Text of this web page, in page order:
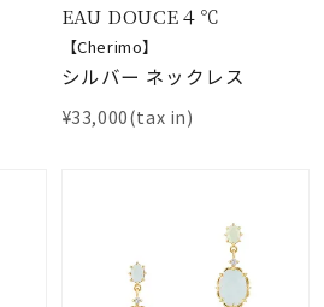
～
EAU DOUCE４℃
【Cherimo】
シルバー ネックレス
¥33,000(tax in)